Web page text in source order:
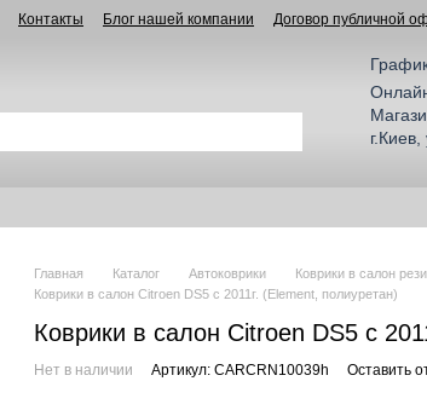
Контакты Блог нашей компании Договор публичной
Главная Каталог Автоковрики
Коврики в салон
Коврики в салон Citroen DS5 c 2011г. (Element, полиуретан)
Коврики в салон Citroen DS5 c
Нет в наличии Артикул: CARCRN10039h Оставить